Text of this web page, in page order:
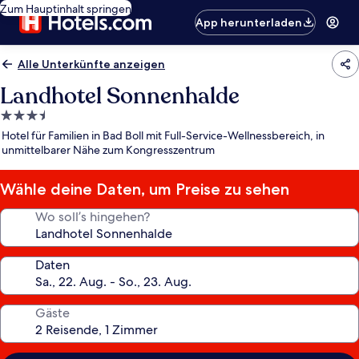
Zum Hauptinhalt springen
App herunterladen
Alle Unterkünfte anzeigen
Landhotel Sonnenhalde
3.5-
Sterne-
Unterkunft
Hotel für Familien in Bad Boll mit Full-Service-Wellnessbereich, in
unmittelbarer Nähe zum Kongresszentrum
Wähle deine Daten, um Preise zu sehen
Wo soll’s hingehen?
Daten
Gäste